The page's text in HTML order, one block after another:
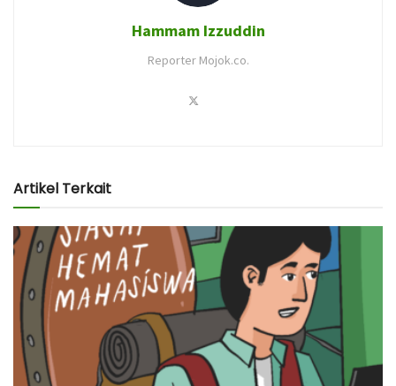
Hammam Izzuddin
Reporter Mojok.co.
Artikel Terkait